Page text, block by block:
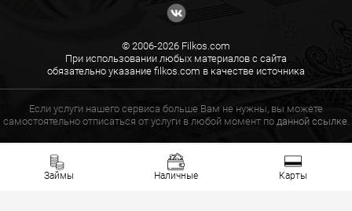
Займы Наличные Карты
© 2006-2026 Filkos.com
При использовании любых материалов с сайта
обязательно указание filkos.com в качестве источника
Если услуги нашего сервиса больше Вам не нужны, вы можете
самостоятельно отписаться от услуги в любой момент по данной ссылке.